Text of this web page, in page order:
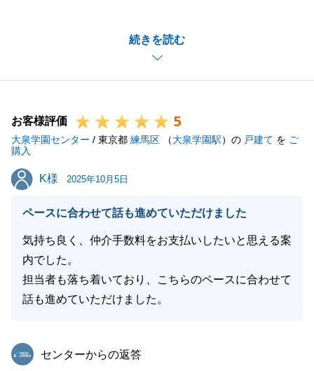
続きを読む
があったかと存じております。
他にもお力になれることがございましたらお気軽にお
申し付けくださいませ。
お客様評価 5
大泉学園センター / 東京都 練馬区 （大泉学園駅）の 戸建て を ご
購入
K様
K様 2025年10月5日
ペースに合わせて話も進めていただけました
気持ち良く、仲介手数料をお支払いしたいと思える案
内でした。
担当者も落ち着いており、こちらのペースに合わせて
話も進めていただけました。
東急リバブル
センターからの返答